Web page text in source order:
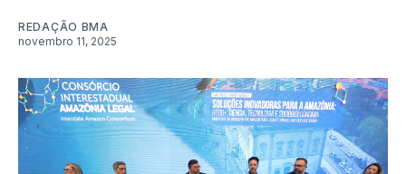
REDAÇÃO BMA
novembro 11, 2025